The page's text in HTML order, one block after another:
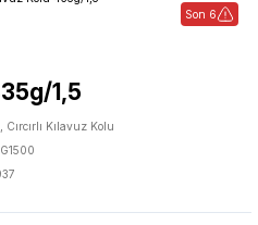
Son 6
1,5
Cırcırlı Kılavuz Kolu